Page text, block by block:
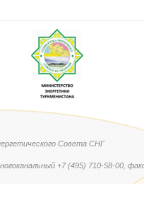
Совета СНГ
+7 (495) 710-58-00,